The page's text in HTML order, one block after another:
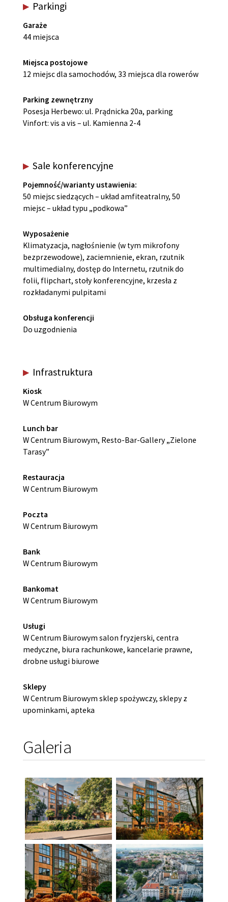
Parkingi
Garaże
44 miejsca
Miejsca postojowe
12 miejsc dla samochodów, 33 miejsca dla rowerów
Parking zewnętrzny
Posesja Herbewo: ul. Prądnicka 20a, parking
Vinfort: vis a vis – ul. Kamienna 2-4
Sale konferencyjne
Pojemność/warianty ustawienia:
50 miejsc siedzących – układ amfiteatralny, 50
miejsc – układ typu „podkowa”
Wyposażenie
Klimatyzacja, nagłośnienie (w tym mikrofony
bezprzewodowe), zaciemnienie, ekran, rzutnik
multimedialny, dostęp do Internetu, rzutnik do
folii, flipchart, stoły konferencyjne, krzesła z
rozkładanymi pulpitami
Obsługa konferencji
Do uzgodnienia
Infrastruktura
Kiosk
W Centrum Biurowym
Lunch bar
W Centrum Biurowym, Resto-Bar-Gallery „Zielone
Tarasy”
Restauracja
W Centrum Biurowym
Poczta
W Centrum Biurowym
Bank
W Centrum Biurowym
Bankomat
W Centrum Biurowym
Usługi
W Centrum Biurowym salon fryzjerski, centra
medyczne, biura rachunkowe, kancelarie prawne,
drobne usługi biurowe
Sklepy
W Centrum Biurowym sklep spożywczy, sklepy z
upominkami, apteka
Galeria